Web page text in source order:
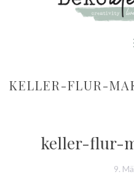
KELLER-FLUR-
keller-flur-
9.